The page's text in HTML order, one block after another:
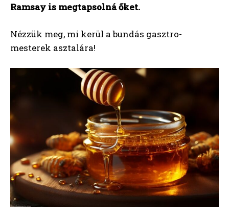
Ramsay is megtapsolná őket.
Nézzük meg, mi kerül a bundás gasztro-
mesterek asztalára!